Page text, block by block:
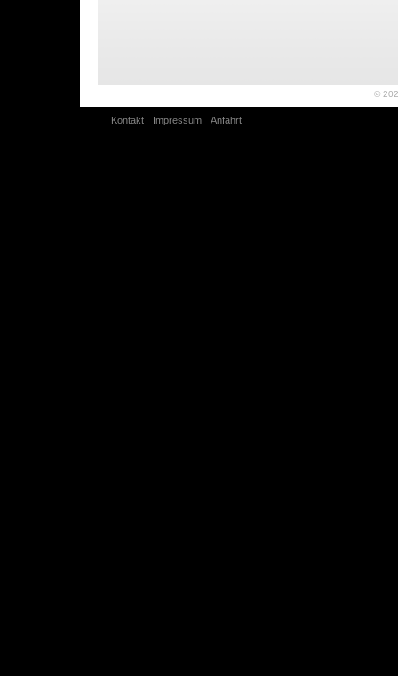
©
Kontakt Impressum Anfahrt